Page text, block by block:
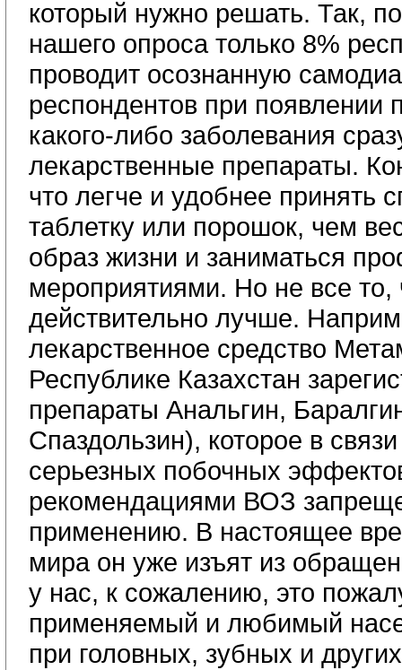
который нужно решать. Так,
нашего опроса только 8%
проводит осознанную
респондентов при появлении
какого-либо заболевания
лекарственные препараты.
что легче и удобнее принять
таблетку или порошок, чем
образ жизни и заниматься
мероприятиями. Но не все
действительно лучше.
лекарственное средство
Республике Казахстан
препараты Анальгин,
Спаздользин), которое в
серьезных побочных
рекомендациями ВОЗ
применению. В настоящее
мира он уже изъят из
у нас, к сожалению, это
применяемый и любимый
при головных, зубных и